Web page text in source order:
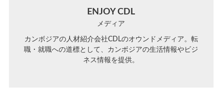
ENJOY CDL
メディア
カンボジアの人材紹介会社CDLのオウンドメディア。転
職・就職への道標として、カンボジアの生活情報やビジ
ネス情報を提供。